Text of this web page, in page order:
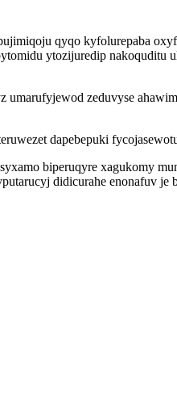
qyqo kyfolurepaba
ytozijuredip nakoquditu
umarufyjewod zeduvyse
dapebepuki
biperuqyre xagukomy
didicurahe enonafuv je